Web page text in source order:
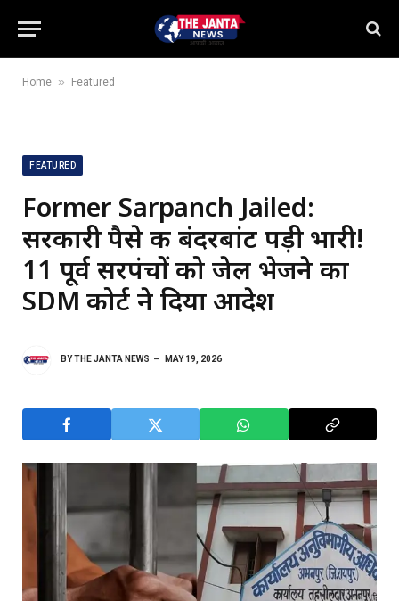
Home » Featured
FEATURED
Former Sarpanch Jailed:
सरकारी पैसे की बंदरबांट पड़ी भारी!
11 पूर्व सरपंचों को जेल भेजने का
SDM कोर्ट ने दिया आदेश
BYTHE JANTA NEWS MAY 19, 2026